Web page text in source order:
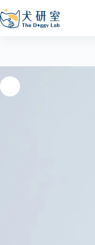
NT$ 15,000
NT$ 30,000